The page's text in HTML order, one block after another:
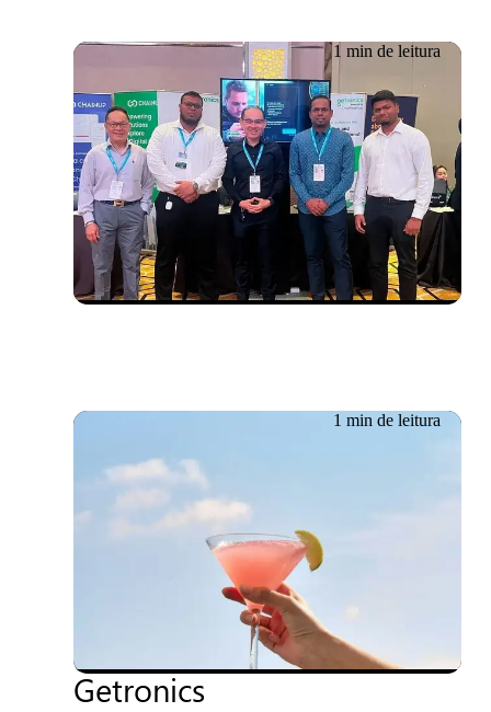
1 min de leitura
Evento passado29/05/2024
Conferência de CIOs da
PIKOM em Kuala Lumpur
1 min de leitura
Português
IA conversacional em ação:
Coquetel de inauguração
do novo escritório da
Getronics